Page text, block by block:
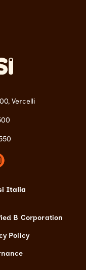
Vercelli
Italia
B Corporation
Policy